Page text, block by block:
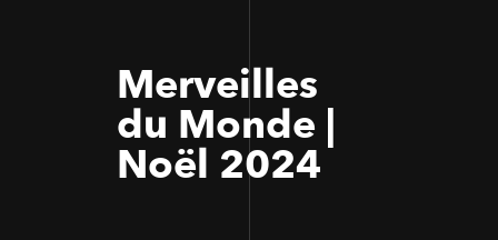
Merveilles
du Monde |
Noël 2024